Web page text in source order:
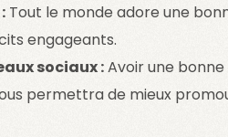
Tout le monde adore une
engageants.
sociaux :Avoir une
permettra de mieux